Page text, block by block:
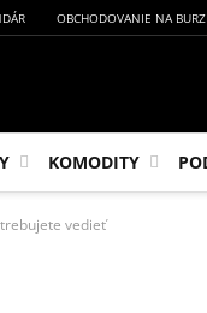
OBCHODOVANIE NA
KOMODITY
vedieť